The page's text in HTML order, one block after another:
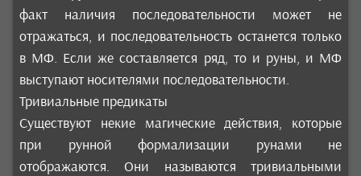
факт наличия последовательности может не
отражаться, и последовательность останется только
в МФ. Если же составляется ряд, то и руны, и МФ
выступают носителями последовательности.
Тривиальные предикаты
Существуют некие магические действия, которые
при рунной формализации рунами не
отображаются. Они называются тривиальными